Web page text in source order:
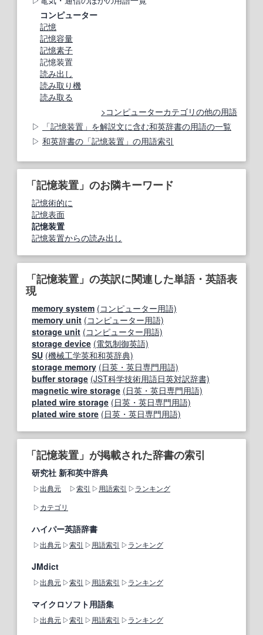
コンピューター
記憶
記憶容量
記憶素子
記憶装置
読み出し
読み取り機
読み取る
コンピューターカテゴリの他の用語
「記憶装置」を解説文に含む和英辞書の用語の一覧
和英辞書の「記憶装置」の用語索引
「記憶装置」のお隣キーワード
記憶術的に
記憶表面
記憶装置
記憶装置からの読み出し
「記憶装置」の英訳に関連した単語・英語表
現
memory system (コンピューター用語)
memory unit (コンピューター用語)
storage unit (コンピューター用語)
storage device (電気制御英語)
SU (機械工学英和和英辞典)
storage memory (日英・英日専門用語)
buffer storage (JST科学技術用語日英対訳辞書)
magnetic wire storage (日英・英日専門用語)
plated wire storage (日英・英日専門用語)
plated wire store (日英・英日専門用語)
「記憶装置」が掲載された辞書の索引
研究社 新和英中辞典
出典元 索引 用語索引
ランキング
カテゴリ
ハイパー英語辞書
出典元 索引 用語索引 ランキング
JMdict
出典元 索引 用語索引 ランキング
マイクロソフト用語集
出典元 索引 用語索引 ランキング